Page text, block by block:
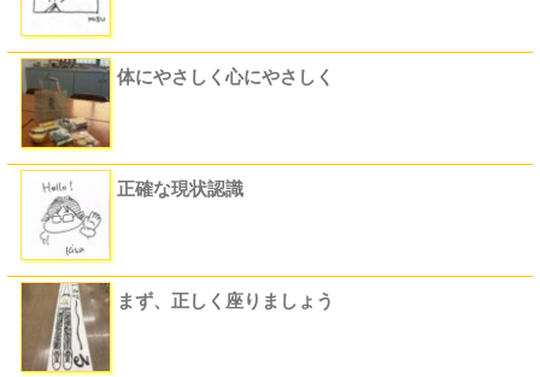
体にやさしく心にやさしく
正確な現状認識
まず、正しく座りましょう